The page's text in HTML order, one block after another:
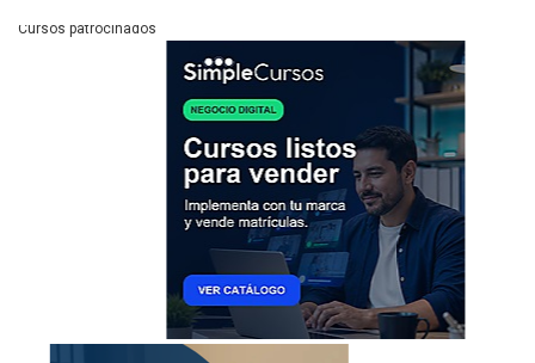
Cursos patrocinados